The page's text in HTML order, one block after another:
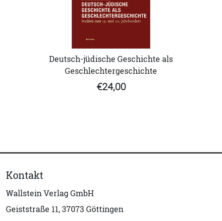
Deutsch-jüdische Geschichte als
Geschlechtergeschichte
€24,00
Kontakt
Wallstein Verlag GmbH
Geiststraße 11, 37073 Göttingen